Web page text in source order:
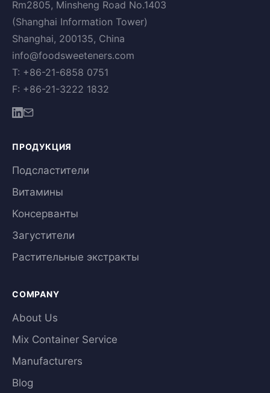
Rm2805, Minsheng Road No.1403
(Shanghai Information Tower)
Shanghai, 200135, China
info@foodsweeteners.com
T: +86-21-6858 0751
F: +86-21-3222 1832
ПРОДУКЦИЯ
Подсластители
Витамины
Консерванты
Загустители
Растительные экстракты
COMPANY
About Us
Mix Container Service
Manufacturers
Blog